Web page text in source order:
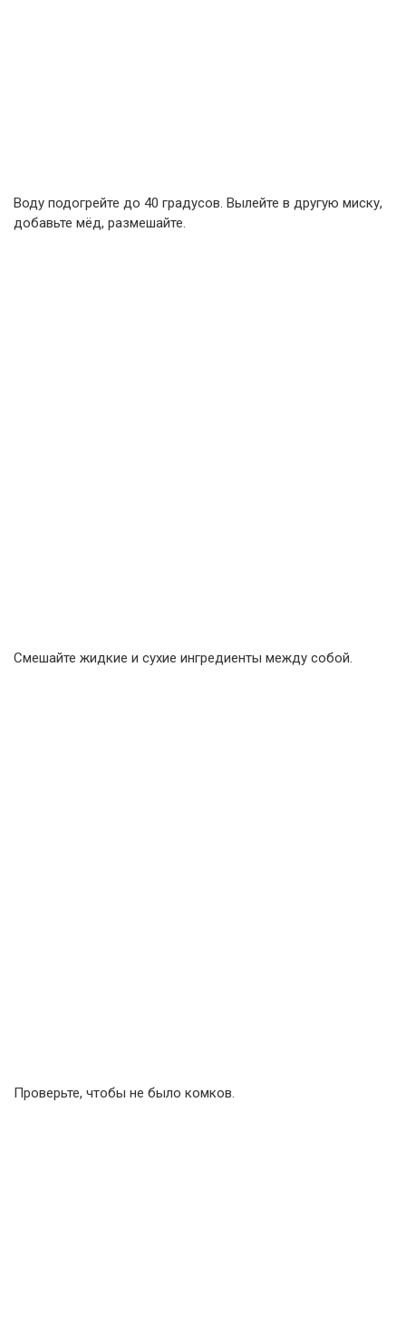
Воду подогрейте до 40 градусов. Вылейте в другую миску,
добавьте мёд, размешайте.
Смешайте жидкие и сухие ингредиенты между собой.
Проверьте, чтобы не было комков.